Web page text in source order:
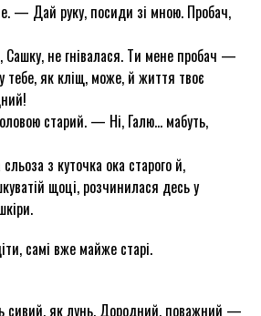
Дай руку, посиди зі мною. Пробач,
не гнівалася. Ти мене пробач —
тебе, як кліщ, може, й життя твоє
старий. — Ні, Галю… мабуть,
з куточка ока старого й,
щоці, розчинилася десь у
самі вже майже старі.
сивий, як лунь. Дородний, поважний —